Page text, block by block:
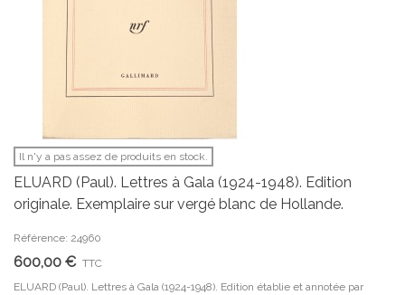
Il n'y a pas assez de produits en stock.
ELUARD (Paul). Lettres à Gala (1924-1948). Edition
originale. Exemplaire sur vergé blanc de Hollande.
Référence: 24960
600,00 € TTC
ELUARD (Paul). Lettres à Gala (1924-1948). Edition établie et annotée par